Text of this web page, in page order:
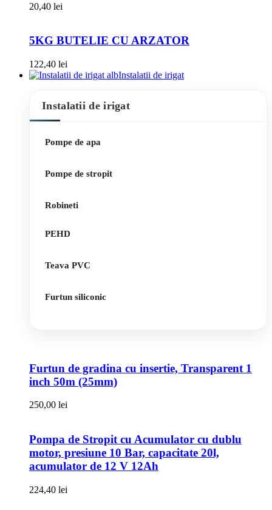
20,40 lei
5KG BUTELIE CU ARZATOR
122,40 lei
Instalatii de irigat
Instalatii de irigat
Pompe de apa
Pompe de stropit
Robineti
PEHD
Teava PVC
Furtun siliconic
Furtun de gradina cu insertie, Transparent 1
inch 50m (25mm)
250,00 lei
Pompa de Stropit cu Acumulator cu dublu
motor, presiune 10 Bar, capacitate 20l,
acumulator de 12 V 12Ah
224,40 lei